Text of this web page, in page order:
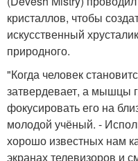
кристаллов, чтобы
искусственный
природного.
"Когда человек
затвердевает, а мышцы
фокусировать его на
молодой учёный. -
хорошо известных нам
экранах телевизоров и